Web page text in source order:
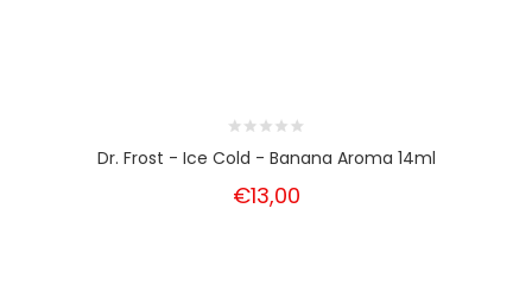
Dr. Frost - Ice Cold - Banana Aroma 14ml
€13,00